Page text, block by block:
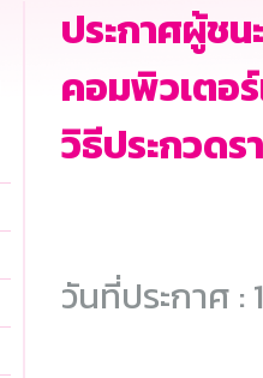
ประกาศผู้ชน
คอมพิวเตอ
วิธีประกวด
วันที่ประกาศ :